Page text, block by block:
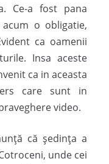
Ce-a fost pana
o obligatie,
ca oamenii
Insa aceste
ca in aceasta
care sunt in
video.
că şedinţa a
unde cei